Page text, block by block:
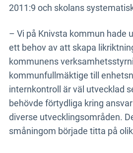
2011:9 och skolans
– Vi på Knivsta kommun hade
ett behov av att skapa
kommunens
kommunfullmäktige till
internkontroll är väl utvecklad
behövde förtydliga kring
diverse utvecklingsområden.
småningom började titta på